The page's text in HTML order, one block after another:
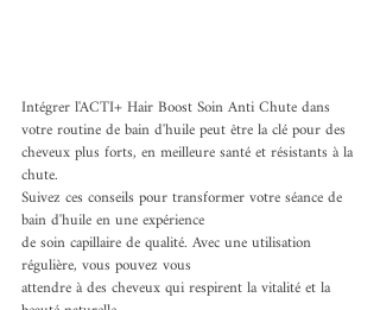
Intégrer l'ACTI+ Hair Boost Soin Anti Chute dans
votre routine de bain d'huile peut être la clé pour des
cheveux plus forts, en meilleure santé et résistants à la
chute.
Suivez ces conseils pour transformer votre séance de
bain d'huile en une expérience
de soin capillaire de qualité. Avec une utilisation
régulière, vous pouvez vous
attendre à des cheveux qui respirent la vitalité et la